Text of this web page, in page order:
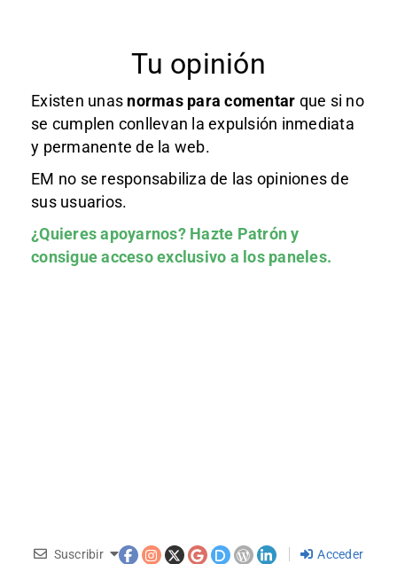
Tu opinión
Existen unas normas para comentar que si no
se cumplen conllevan la expulsión inmediata
y permanente de la web.
EM no se responsabiliza de las opiniones de
sus usuarios.
¿Quieres apoyarnos? Hazte Patróny
consigue acceso exclusivo a los paneles.
Suscribir Acceder